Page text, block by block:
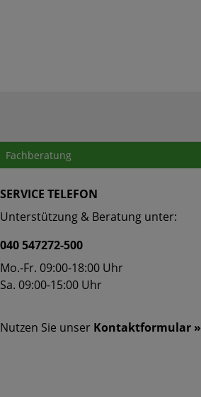
Fachberatung
SERVICE TELEFON
Unterstützung & Beratung unter:
040 547272-500
Mo.-Fr. 09:00-18:00 Uhr
Sa. 09:00-15:00 Uhr
Nutzen Sie unser Kontaktformular »